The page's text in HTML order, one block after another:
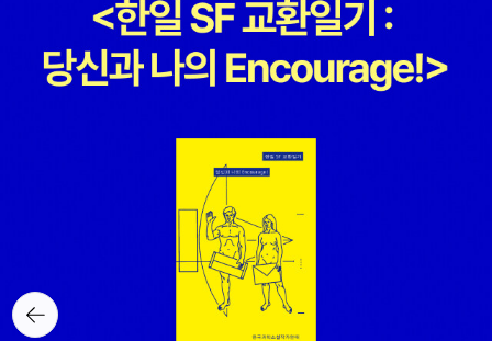
도 끝은 아니니까 더 힘을 내야 할까. 그러니 ‘아직 멀었다는 말’은 산
다는 게 무엇인지 알려면 아직 멀었다는 뜻으로 해석해야 하는 건 아
닐까. 그래도 또 나는 그들에게도 그들을 위한 마음이 필요하다고 말
0년을 돌아볼 때 코로나19의 공포를 떠올리겠지만 나는 아픈 귀를
달래며 지낸 2달여의 시간도 기억할 것이다. 거대한 공포 속에서 나
의 작은 통증도 중요하니까. 살아 있으니 살아내야 한다고, 이런 말들
을 자주 꺼내는 한 해였다. 살아 있다는 게 감사한 일이라고, 서로를
위로하고 격려했다. 귀가 아파서 병원에서 진료를 기다리는 동안 나
는 의도하지 않게 사람들을 관찰했다. 누군가에는 나도 그런 대상이
었을 거다. 마스크로 가렸지만 지친 표정이 역력한 이들, 그런 와중에
아버지』에서 만났던 이주란이 아니었다. 등단 이력을 살펴보니 2012
년이었다. 다른 후보작인 김혜진의 등단 연도와 같았다. 같은 시작이
었지만 그들은 저마다의 속도로 나가고 있었다. 시작점이 같다고 해
한다. 나만의 기준을 세우는 일, 어렵지만 그래도 계속되어야 한다.
뒤로가
기